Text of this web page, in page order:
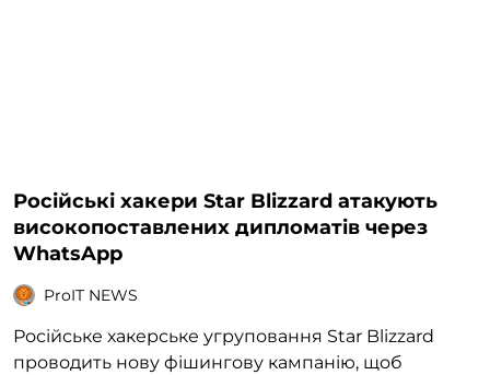
Російські хакери Star Blizzard атакують
високопоставлених дипломатів через
WhatsApp
ProIT NEWS
Російське хакерське угруповання Star Blizzard
проводить нову фішингову кампанію, щоб